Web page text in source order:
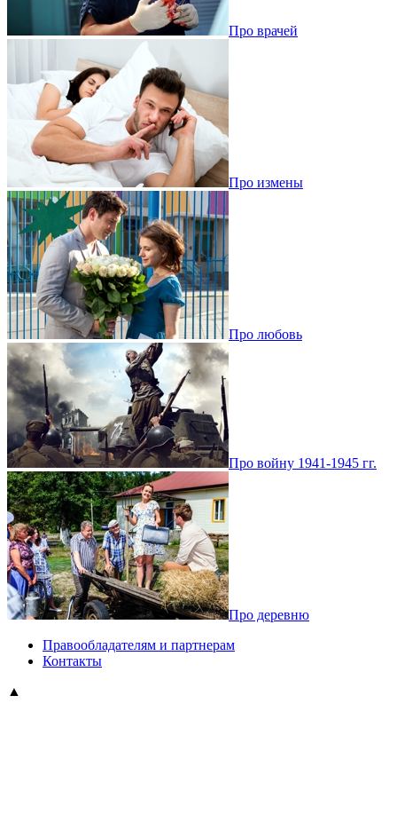
Про врачей
Про измены
Про любовь
Про войну 1941-1945 гг.
Про деревню
Правообладателям и партнерам
Контакты
▲